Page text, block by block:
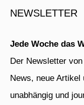
NEWSLETTER
Jede Woche das
Der Newsletter
News, neue Artikel
unabhängig und